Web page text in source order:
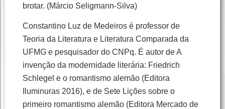
brotar. (Márcio Seligmann-Silva)
Constantino Luz de Medeiros é professor de
Teoria da Literatura e Literatura Comparada da
UFMG e pesquisador do CNPq. É autor de A
invenção da modernidade literária: Friedrich
Schlegel e o romantismo alemão (Editora
Iluminuras 2016), e de Sete Lições sobre o
primeiro romantismo alemão (Editora Mercado de